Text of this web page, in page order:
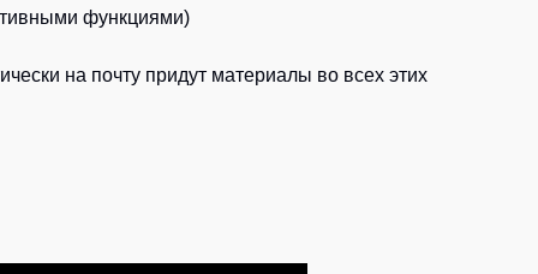
функциями)
на почту придут материалы во всех этих